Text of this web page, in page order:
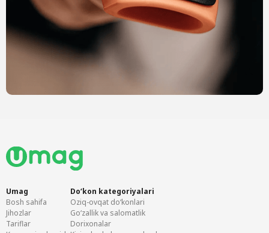
Umag
Bosh sahifa
Jihozlar
Tariflar
Doʻkon kategoriyalari
Oziq-ovqat doʻkonlari
Goʻzallik va salomatlik
Dorixonalar